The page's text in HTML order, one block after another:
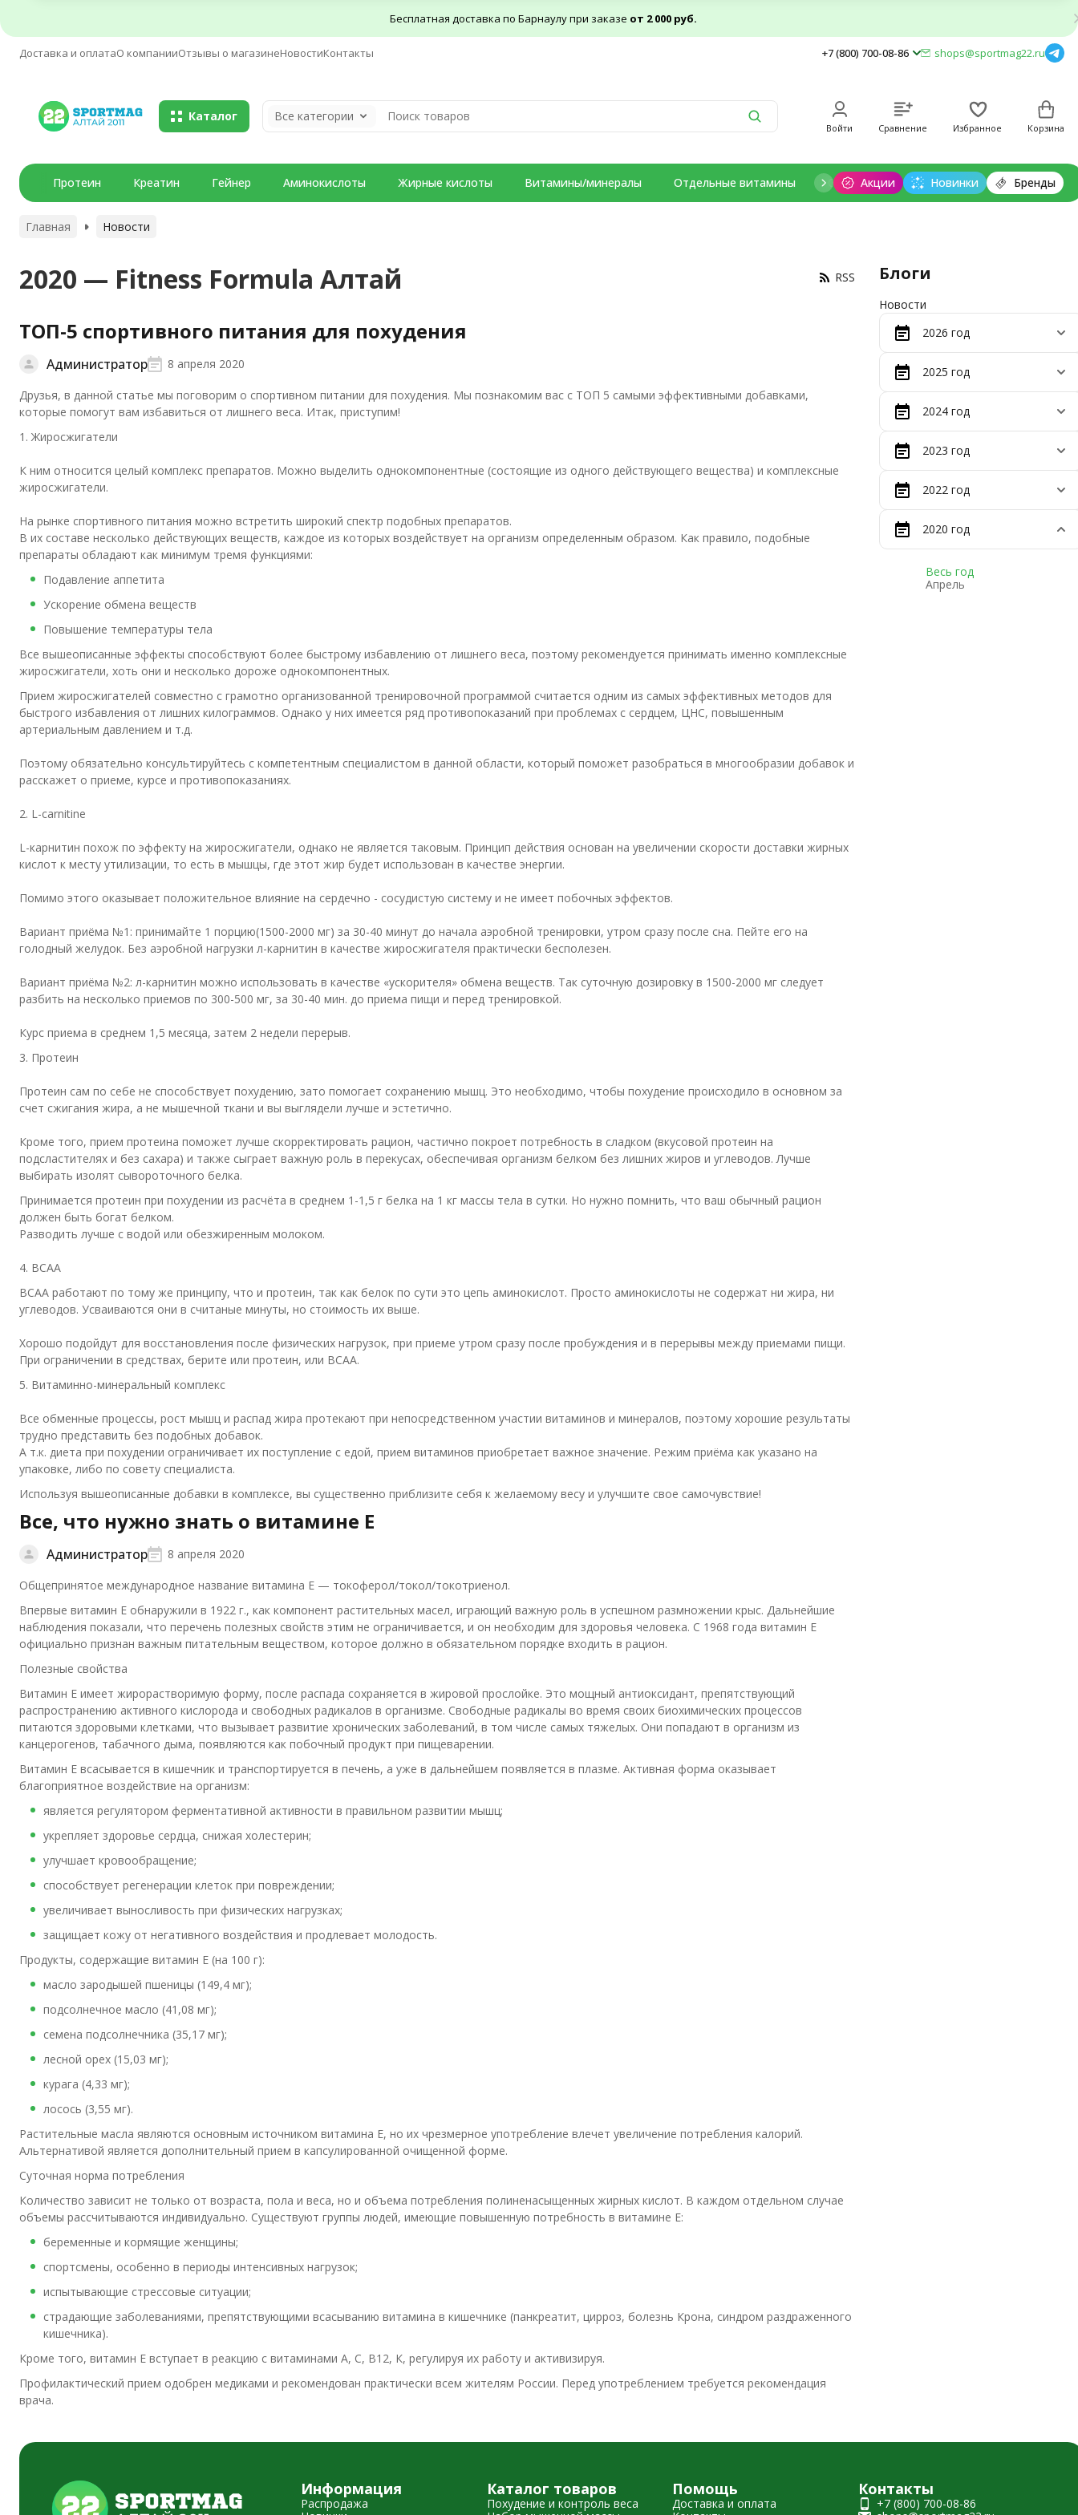
Бесплатная доставка по Барнаулу при заказе от 2 000 руб.
Доставка и оплатаО компанииОтзывы о магазинеНовостиКонтакты +7 (800) 700-08-86 shops@sportmag22.ru
Каталог Все категории
Войти Сравнение Избранное Корзина
Акции Новинки Бренды
Протеин Креатин Гейнер Аминокислоты Жирные кислоты Витамины/минералы Отдельные витамины Отдельные минералы Добавки для
Главная Новости
2020 — Fitness Formula Алтай RSS
ТОП-5 спортивного питания для похудения
Администратор 8 апреля 2020
Друзья, в данной статье мы поговорим о спортивном питании для похудения. Мы познакомим вас с ТОП 5 самыми эффективными добавками,
которые помогут вам избавиться от лишнего веса. Итак, приступим!
1. Жиросжигатели
К ним относится целый комплекс препаратов. Можно выделить однокомпонентные (состоящие из одного действующего вещества) и комплексные
жиросжигатели.
На рынке спортивного питания можно встретить широкий спектр подобных препаратов.
В их составе несколько действующих веществ, каждое из которых воздействует на организм определенным образом. Как правило, подобные
препараты обладают как минимум тремя функциями:
Подавление аппетита
Ускорение обмена веществ
Повышение температуры тела
Все вышеописанные эффекты способствуют более быстрому избавлению от лишнего веса, поэтому рекомендуется принимать именно комплексные
жиросжигатели, хоть они и несколько дороже однокомпонентных.
Прием жиросжигателей совместно с грамотно организованной тренировочной программой считается одним из самых эффективных методов для
быстрого избавления от лишних килограммов. Однако у них имеется ряд противопоказаний при проблемах с сердцем, ЦНС, повышенным
артериальным давлением и т.д.
Поэтому обязательно консультируйтесь с компетентным специалистом в данной области, который поможет разобраться в многообразии добавок и
расскажет о приеме, курсе и противопоказаниях.
2. L-carnitine
L-карнитин похож по эффекту на жиросжигатели, однако не является таковым. Принцип действия основан на увеличении скорости доставки жирных
кислот к месту утилизации, то есть в мышцы, где этот жир будет использован в качестве энергии.
Помимо этого оказывает положительное влияние на сердечно - сосудистую систему и не имеет побочных эффектов.
Вариант приёма №1: принимайте 1 порцию(1500-2000 мг) за 30-40 минут до начала аэробной тренировки, утром сразу после сна. Пейте его на
голодный желудок. Без аэробной нагрузки л-карнитин в качестве жиросжигателя практически бесполезен.
Вариант приёма №2: л-карнитин можно использовать в качестве «ускорителя» обмена веществ. Так суточную дозировку в 1500-2000 мг следует
разбить на несколько приемов по 300-500 мг, за 30-40 мин. до приема пищи и перед тренировкой.
Курс приема в среднем 1,5 месяца, затем 2 недели перерыв.
3. Протеин
Протеин сам по себе не способствует похудению, зато помогает сохранению мышц. Это необходимо, чтобы похудение происходило в основном за
счет сжигания жира, а не мышечной ткани и вы выглядели лучше и эстетично.
Кроме того, прием протеина поможет лучше скорректировать рацион, частично покроет потребность в сладком (вкусовой протеин на
подсластителях и без сахара) и также сыграет важную роль в перекусах, обеспечивая организм белком без лишних жиров и углеводов. Лучше
выбирать изолят сывороточного белка.
Принимается протеин при похудении из расчёта в среднем 1-1,5 г белка на 1 кг массы тела в сутки. Но нужно помнить, что ваш обычный рацион
должен быть богат белком.
Разводить лучше с водой или обезжиренным молоком.
4. BCAA
ВСАА работают по тому же принципу, что и протеин, так как белок по сути это цепь аминокислот. Просто аминокислоты не содержат ни жира, ни
углеводов. Усваиваются они в считаные минуты, но стоимость их выше.
Хорошо подойдут для восстановления после физических нагрузок, при приеме утром сразу после пробуждения и в перерывы между приемами пищи.
При ограничении в средствах, берите или протеин, или BCAA.
5. Витаминно-минеральный комплекс
Все обменные процессы, рост мышц и распад жира протекают при непосредственном участии витаминов и минералов, поэтому хорошие результаты
трудно представить без подобных добавок.
А т.к. диета при похудении ограничивает их поступление с едой, прием витаминов приобретает важное значение. Режим приёма как указано на
упаковке, либо по совету специалиста.
Используя вышеописанные добавки в комплексе, вы существенно приблизите себя к желаемому весу и улучшите свое самочувствие!
Все, что нужно знать о витамине Е
Администратор 8 апреля 2020
Общепринятое международное название витамина E — токоферол/токол/токотриенол.
Впервые витамин E обнаружили в 1922 г., как компонент растительных масел, играющий важную роль в успешном размножении крыс. Дальнейшие
наблюдения показали, что перечень полезных свойств этим не ограничивается, и он необходим для здоровья человека. С 1968 года витамин Е
официально признан важным питательным веществом, которое должно в обязательном порядке входить в рацион.
Полезные свойства
Витамин Е имеет жирорастворимую форму, после распада сохраняется в жировой прослойке. Это мощный антиоксидант, препятствующий
распространению активного кислорода и свободных радикалов в организме. Свободные радикалы во время своих биохимических процессов
питаются здоровыми клетками, что вызывает развитие хронических заболеваний, в том числе самых тяжелых. Они попадают в организм из
канцерогенов, табачного дыма, появляются как побочный продукт при пищеварении.
Витамин Е всасывается в кишечник и транспортируется в печень, а уже в дальнейшем появляется в плазме. Активная форма оказывает
благоприятное воздействие на организм:
является регулятором ферментативной активности в правильном развитии мышц;
укрепляет здоровье сердца, снижая холестерин;
улучшает кровообращение;
способствует регенерации клеток при повреждении;
увеличивает выносливость при физических нагрузках;
защищает кожу от негативного воздействия и продлевает молодость.
Продукты, содержащие витамин Е (на 100 г):
масло зародышей пшеницы (149,4 мг);
подсолнечное масло (41,08 мг);
семена подсолнечника (35,17 мг);
лесной орех (15,03 мг);
курага (4,33 мг);
лосось (3,55 мг).
Растительные масла являются основным источником витамина Е, но их чрезмерное употребление влечет увеличение потребления калорий.
Альтернативой является дополнительный прием в капсулированной очищенной форме.
Суточная норма потребления
Количество зависит не только от возраста, пола и веса, но и объема потребления полиненасыщенных жирных кислот. В каждом отдельном случае
объемы рассчитываются индивидуально. Существуют группы людей, имеющие повышенную потребность в витамине Е:
беременные и кормящие женщины;
спортсмены, особенно в периоды интенсивных нагрузок;
испытывающие стрессовые ситуации;
страдающие заболеваниями, препятствующими всасыванию витамина в кишечнике (панкреатит, цирроз, болезнь Крона, синдром раздраженного
кишечника).
Кроме того, витамин Е вступает в реакцию с витаминами А, С, В12, К, регулируя их работу и активизируя.
Профилактический прием одобрен медиками и рекомендован практически всем жителям России. Перед употреблением требуется рекомендация
врача.
Блоги
Новости
2026 год
2025 год
2024 год
2023 год
2022 год
2020 год
Весь год
Апрель
Информация
Распродажа
Каталог товаров
Похудение и контроль веса
Помощь
Доставка и оплата
Контакты
+7 (800) 700-08-86